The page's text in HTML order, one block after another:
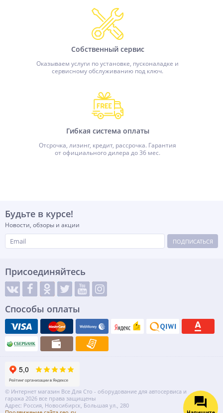
Собственный сервис
Оказываем услуги по установке, пусконаладке и
сервисному обслуживанию под ключ.
Гибкая система оплаты
Отсрочка, лизинг, кредит, рассрочка. Гарантия
от официального дилера до 36 мес.
Будьте в курсе!
Новости, обзоры и акции
ПОДПИСАТЬСЯ
Присоединяйтесь
Способы оплаты
© Интернет магазин Все Для Сто - оборудование для автосервиса и
гаража 2026 все права защищены
Адрес: Россия, Новосибирск, Большая ул., 280